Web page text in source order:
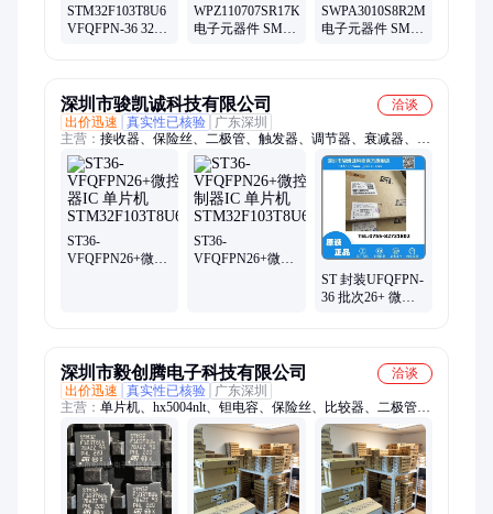
STM32F103T8U6
VFQFPN-36 32位
WPZ110707SR17KT
电子元器件 SMD
SWPA3010S8R2MT
电子元器件 SMD
深圳市骏凯诚科技有限公司
洽谈
出价迅速
真实性已核验
广东深圳
主营： 接收器、保险丝、二极管、触发器、调节器、衰减器、缓
冲器、控制器、解码器、放大器、整流器、存储器、连接器、振
荡器、转换器、耦合器、驱动器、稳压器、exc24cg240u、电源
模块、数据采集、稳压芯片、电池管理、管理芯片、电可擦除
ST36-
VFQFPN26+微控
ST36-
VFQFPN26+微控
ST 封装UFQFPN-
36 批次26+ 微控
深圳市毅创腾电子科技有限公司
洽谈
出价迅速
真实性已核验
广东深圳
主营： 单片机、hx5004nlt、钽电容、保险丝、比较器、二极管、
lt6911uxc、触发器、检测器、监视器、iw1691-03、变压器、
35ce220ax、解码器、营模块、lt2911r-d、隔离器、连接器、封装
qfn、ths2522kj、三极管、锁存器、snj54f04j、hsms-282c、
ad8345arez